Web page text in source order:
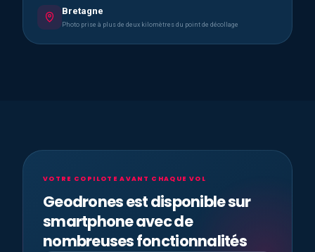
Bretagne
Photo prise à plus de deux kilomètres du point de décollage
VOTRE COPILOTE AVANT CHAQUE VOL
Geodrones est disponible sur
smartphone avec de
nombreuses fonctionnalités